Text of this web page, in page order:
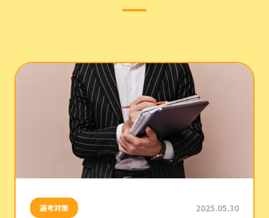
選考対策 2025.05.30